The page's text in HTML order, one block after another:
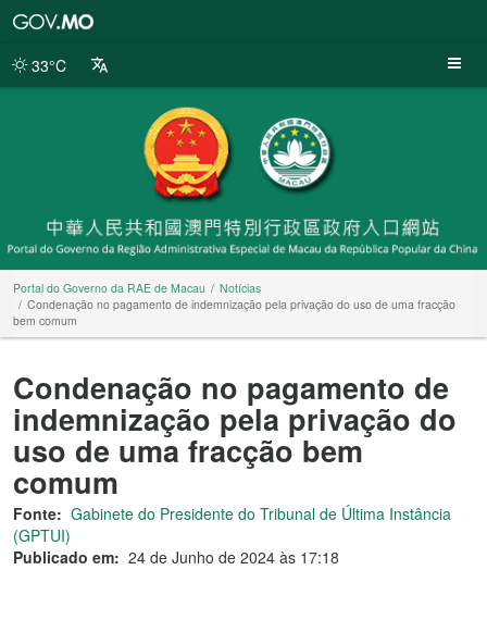
da
33°C
Portal do Governo da RAE de Macau
Notícias
Condenação no pagamento de indemnização pela privação do uso de uma fracção
bem comum
Condenação no pagamento de
indemnização pela privação do
uso de uma fracção bem
comum
Fonte: Gabinete do Presidente do Tribunal de Última Instância
(GPTUI)
Publicado em: 24 de Junho de 2024 às 17:18